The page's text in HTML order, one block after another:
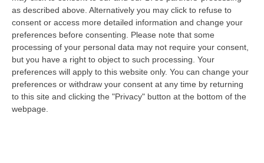
as described above. Alternatively you may click to refuse to
consent or access more detailed information and change your
preferences before consenting.
Please note that some
processing of your personal data may not require your consent,
but you have a right to object to such processing. Your
preferences will apply to this website only. You can change your
preferences or withdraw your consent at any time by returning
to this site and clicking the "Privacy" button at the bottom of the
webpage.
Clicca e segui “Corriere della Calabria” su Google News
ROMA